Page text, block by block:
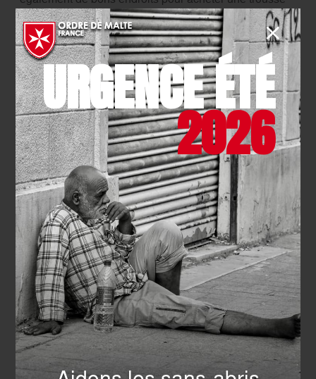
de secours pour la randonnée ou pour les activités en
extérieur. Ces trousses de secours contiennent des
éléments médicaux adaptés à ces activités spécifiques
et aux blessures qu’elles peuvent engendrer. Cela peut
comprendre une couverture de survie, des sprays anti-
insectes, une pince à tiques, des compresses stériles et
un désinfectant. Les trousses de secours pour la
randonnée sont conçues pour être légères et
compactes, de sorte qu’elles ne prennent pas trop de
place dans votre sac à dos.
Il existe aussi des fournisseurs spécialisés pour les
trousses de secours complètes et adaptées à la maison
ou à votre lieu de travail. Ces trousses sont plus
grandes et plus complètes, intégrant même des
équipements professionnels selon les besoins comme
des pansements spécifiques pour les brûlures, des
collyres, des défibrillateurs et des hémostatiques.
Il est fortement conseillé de suivreune formation de
prévention et de secoursafin de connaître les bons
réflexes pour sauver des vies.La trousse de secours
est un essentiel, mais sans formation, il peut être
URGENCE ÉTÉ
2026